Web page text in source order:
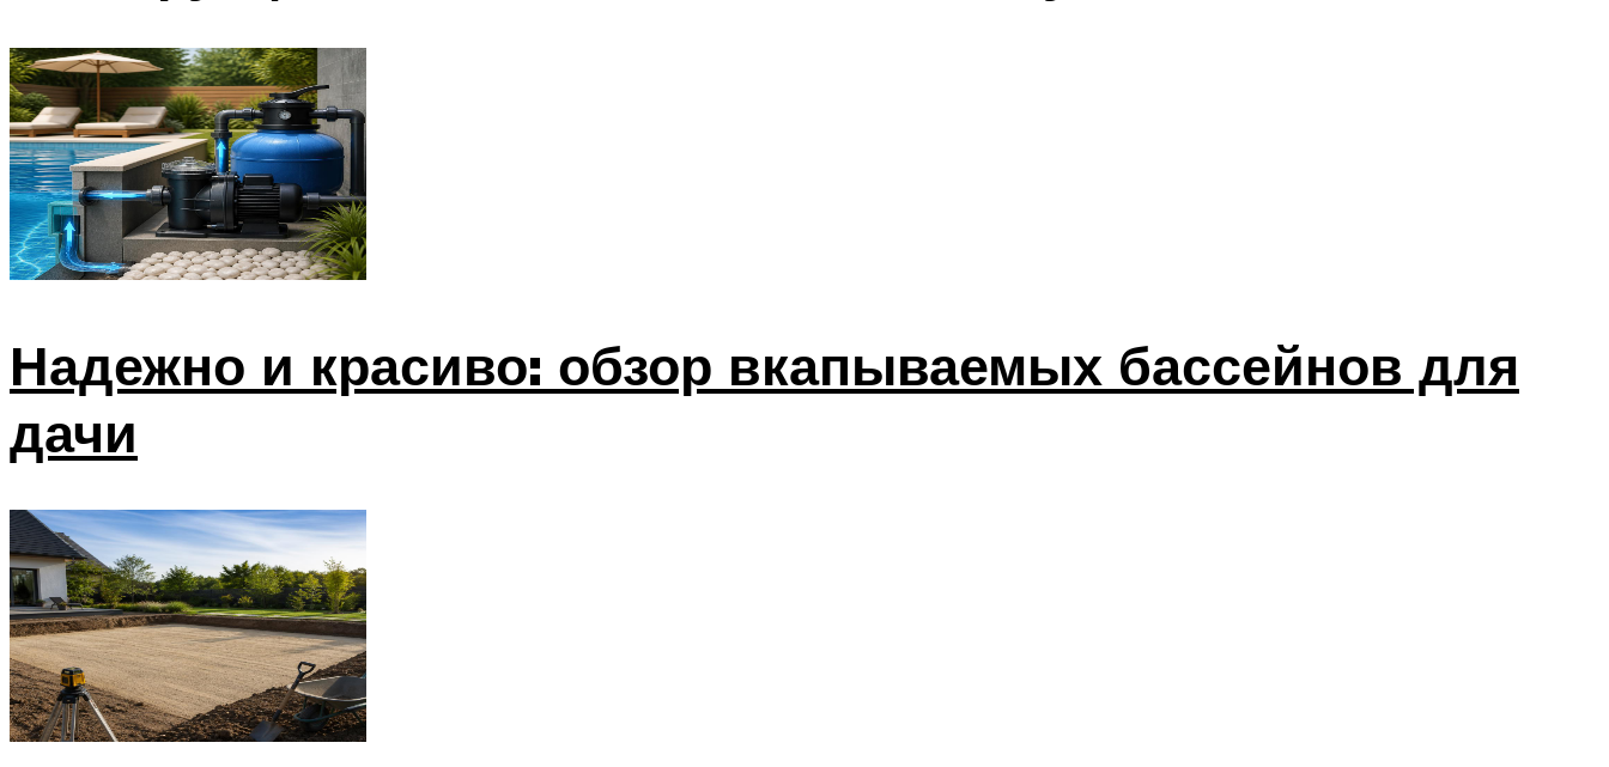
Надежно и красиво: обзор вкапываемых бассейнов для
дачи